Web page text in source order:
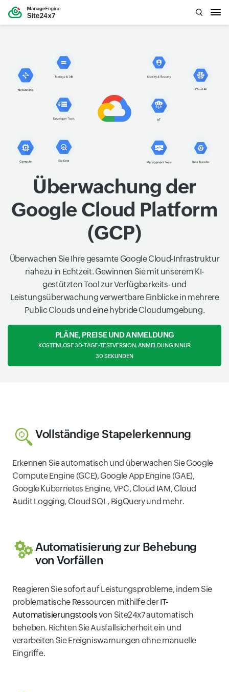
Überwachung der
Google Cloud Platform
(GCP)
Überwachen Sie Ihre gesamte Google Cloud-Infrastruktur
nahezu in Echtzeit. Gewinnen Sie mit unserem KI-
gestützten Tool zur Verfügbarkeits- und
Leistungsüberwachung verwertbare Einblicke in mehrere
Public Clouds und eine hybride Cloudumgebung.
PLÄNE, PREISE UND ANMELDUNG
KOSTENLOSE 30-TAGE-TESTVERSION, ANMELDUNG IN NUR
30 SEKUNDEN
Vollständige Stapelerkennung
Erkennen Sie automatisch und überwachen Sie Google
Compute Engine (GCE), Google App Engine (GAE),
Google Kubernetes Engine, VPC, Cloud IAM, Cloud
Audit Logging, Cloud SQL, BigQuery und mehr.
Automatisierung zur Behebung
von Vorfällen
Reagieren Sie sofort auf Leistungsprobleme, indem Sie
problematische Ressourcen mithilfe derIT-
Automatisierungstoolsvon Site24x7 automatisch
beheben. Richten Sie Ausfallsicherheit ein und
verarbeiten Sie Ereigniswarnungen ohne manuelle
Eingriffe.